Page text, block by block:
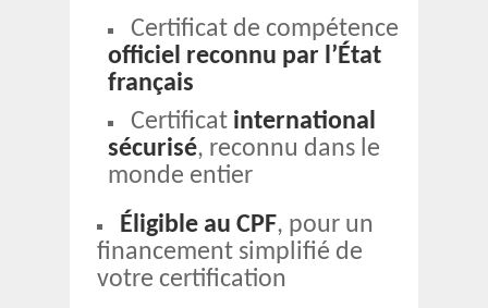
Certificat de compétence
officiel reconnu par l’État
français
Certificat international
sécurisé, reconnu dans le
monde entier
Éligible au CPF, pour un
financement simplifié de
votre certification